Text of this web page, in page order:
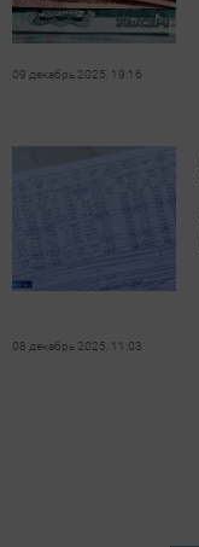
09 декабрь 2025, 19:16
08 декабрь 2025, 11:03